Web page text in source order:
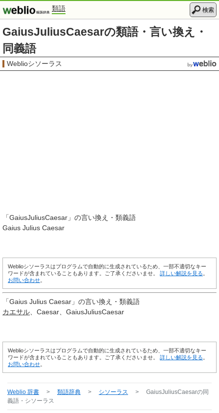
類語 検索
GaiusJuliusCaesarの類語・言い換え・
同義語
Weblioシソーラス
「GaiusJuliusCaesar 」の言い換え・類義語
Gaius Julius Caesar
Weblioシソーラスはプログラムで自動的に生成されているため、一部不適切なキー
ワードが含まれていることもあります。ご了承くださいませ。 詳しい解説を見る
お問い合わせ
「Gaius Julius Caesar 」の言い換え・類義語
カエサル
Caesar GaiusJuliusCaesar
Weblioシソーラスはプログラムで自動的に生成されているため、一部不適切なキー
ワードが含まれていることもあります。ご了承くださいませ。 詳しい解説を見る
お問い合わせ
Weblio 辞書 > 類語辞典 > シソーラス > GaiusJuliusCaesarの同
義語・シソーラス